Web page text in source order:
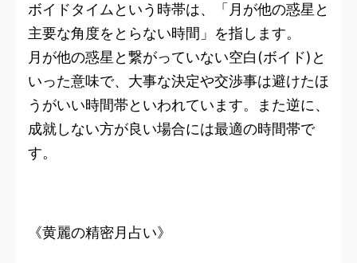
ボイドタイムという時帯は、「月が他の惑星と
主要な角度をとらない時間」を指します。
月が他の惑星と繋がっていない空白(ボイド)と
いった意味で、大事な決定や交渉事は避けたほ
うがいい時間帯といわれています。また逆に、
成就しない方が良い場合には最適の時間帯で
す。
《黄麗の精密月占い》